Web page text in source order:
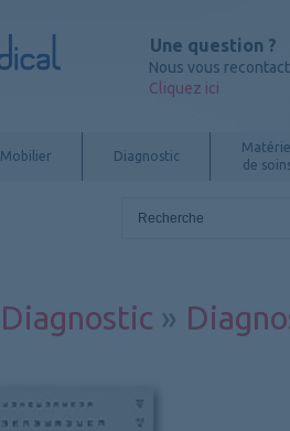
Une question ?
Nous vous
Cliquez ici
Mobilier Diagnostic
de
Diagnostic »